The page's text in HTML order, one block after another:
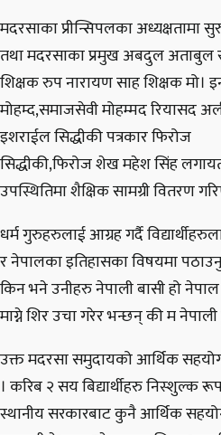
मदरसाका प्रीन्सिपलका अध्यक्षतामा
तथा मदरसाका प्रमुख अबदुल अताबुल
शिक्षक रुप नारायण साह शिक्षक मो।
मोहम्द,समाजसेवी मोहम्मद रियासद
इशराईल सिद्धीकी पत्रकार फिरोज
सिद्धीकी,फिरोज शेख महेश सिंह
उपस्थितिमा शैक्षिक सामग्री वितरण
धर्म गुरुहरुलाई आग्रह गर्दै
र नेपालका इतिहासका विषयमा
किन भने उनीहरु नेपाली बासी हो
माग्ने शिर उचा गरेर भन्छन् की म नेपाली
उक्त मदरसा समुदायको आर्थिक
। करिब २ सय बिद्यार्थीहरु निस्शुल्क
स्थानीय सरकारबाट कुनै आर्थिक